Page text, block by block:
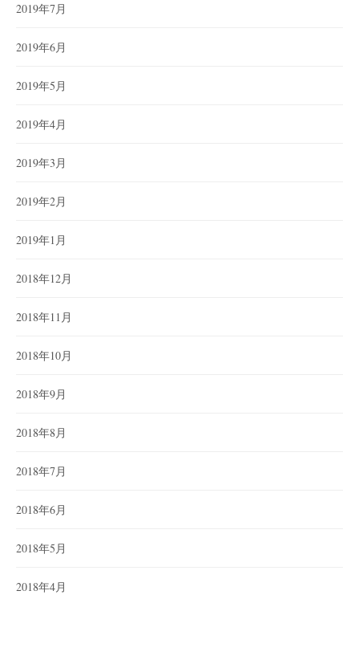
2019年7月
2019年6月
2019年5月
2019年4月
2019年3月
2019年2月
2019年1月
2018年12月
2018年11月
2018年10月
2018年9月
2018年8月
2018年7月
2018年6月
2018年5月
2018年4月